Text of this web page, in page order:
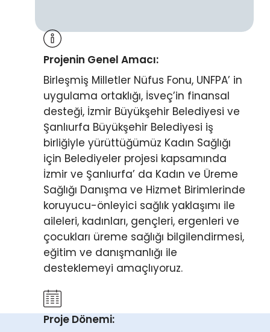
Projenin Genel Amacı:
Birleşmiş Milletler Nüfus Fonu, UNFPA’ in
uygulama ortaklığı, İsveç’in finansal
desteği, İzmir Büyükşehir Belediyesi ve
Şanlıurfa Büyükşehir Belediyesi iş
birliğiyle yürüttüğümüz Kadın Sağlığı
için Belediyeler projesi kapsamında
İzmir ve Şanlıurfa’ da Kadın ve Üreme
Sağlığı Danışma ve Hizmet Birimlerinde
koruyucu-önleyici sağlık yaklaşımı ile
aileleri, kadınları, gençleri, ergenleri ve
çocukları üreme sağlığı bilgilendirmesi,
eğitim ve danışmanlığı ile
desteklemeyi amaçlıyoruz.
Proje Dönemi: